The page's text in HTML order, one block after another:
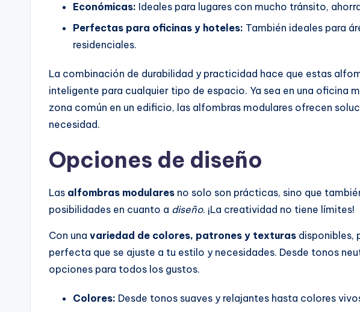
Económicas: Ideales para lugares con mucho tránsito,
Perfectas para oficinas y hoteles: También ideales para
residenciales.
La combinación de durabilidad y practicidad hace que estas
inteligente para cualquier tipo de espacio. Ya sea en una oficina
zona común en un edificio, las alfombras modulares ofrecen
necesidad.
Opciones de diseño
Las alfombras modulares no solo son prácticas, sino que
posibilidades en cuanto a diseño. ¡La creatividad no tiene límites!
Con una variedad de colores, patrones y texturas disponibles,
perfecta que se ajuste a tu estilo y necesidades. Desde tonos
opciones para todos los gustos.
Colores: Desde tonos suaves y relajantes hasta colores